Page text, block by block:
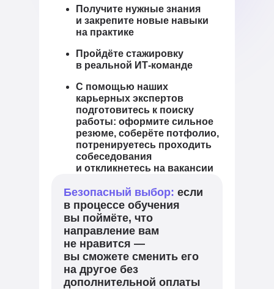
Получите нужные знания
и закрепите новые навыки
на практике
Пройдёте стажировку
в реальной ИТ-команде
С помощью наших
карьерных экспертов
подготовитесь к поиску
работы: оформите сильное
резюме, соберёте потфолио,
потренируетесь проходить
собеседования
и откликнетесь на вакансии
Безопасный выбор: если
в процессе обучения
вы поймёте, что
направление вам
не нравится —
вы сможете сменить его
на другое без
дополнительной оплаты